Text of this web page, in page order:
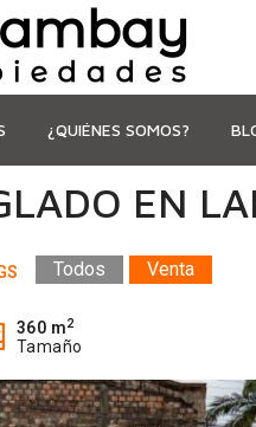
¿QUIÉNES SOMOS?
EN
Todos Venta
360 m2
Tamaño